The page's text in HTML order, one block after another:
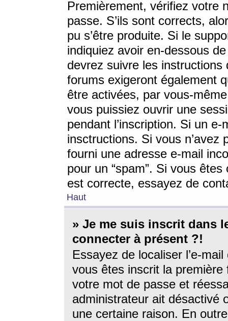
Premièrement, vérifiez votre
passe. S’ils sont corrects,
pu s’être produite. Si le
indiquiez avoir en-dessous
devrez suivre les
forums exigeront également
être activées, par vous-
vous puissiez ouvrir une
pendant l’inscription. Si un
insctructions. Si vous n’avez
fourni une adresse e-mail
pour un “spam”. Si vous
est correcte, essayez de
Haut
» Je me suis inscrit dans
connecter à présent ?!
Essayez de localiser l’e-
vous êtes inscrit la première
votre mot de passe et
administrateur ait désactivé
une certaine raison. En